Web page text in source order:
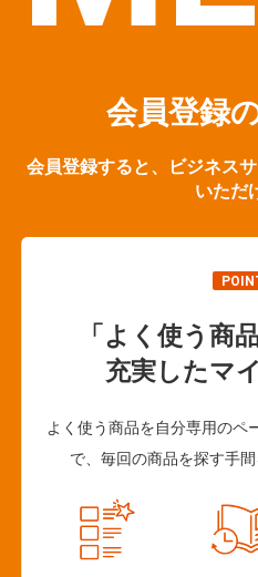
会員登録
会員登録すると、ビジネス
いただ
「よく使う商
充実したマ
よく使う商品を自分専用のペ
で、毎回の商品を探す手